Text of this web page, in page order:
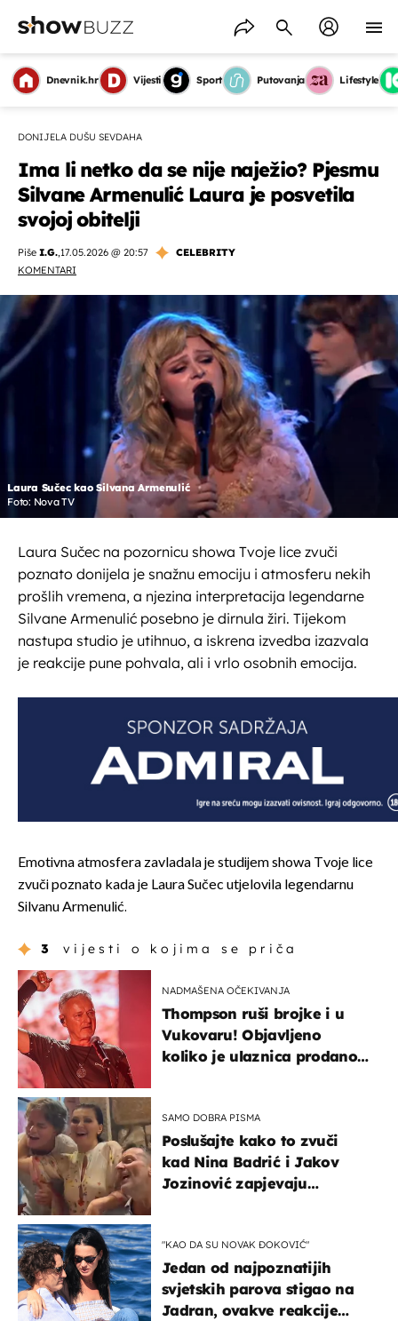
Dnevnik.hr Vijesti Sport Putovanja Lifestyle
DONIJELA DUŠU SEVDAHA
Ima li netko da se nije naježio? Pjesmu
Silvane Armenulić Laura je posvetila
svojoj obitelji
Piše I.G.,17.05.2026 @ 20:57
CELEBRITY
KOMENTARI
Laura Sučec kao Silvana Armenulić
Foto: Nova TV
Laura Sučec na pozornicu showa Tvoje lice zvuči
poznato donijela je snažnu emociju i atmosferu nekih
prošlih vremena, a njezina interpretacija legendarne
Silvane Armenulić posebno je dirnula žiri. Tijekom
nastupa studio je utihnuo, a iskrena izvedba izazvala
je reakcije pune pohvala, ali i vrlo osobnih emocija.
Emotivna atmosfera zavladala je studijem showa Tvoje lice
zvuči poznato kada je Laura Sučec utjelovila legendarnu
Silvanu Armenulić.
3 vijesti o kojima se priča
NADMAŠENA OČEKIVANJA
Thompson ruši brojke i u
Vukovaru! Objavljeno
koliko je ulaznica prodano
SAMO DOBRA PISMA
Poslušajte kako to zvuči
kad Nina Badrić i Jakov
Jozinović zapjevaju
"KAO DA SU NOVAK ĐOKOVIĆ"
Jedan od najpoznatijih
svjetskih parova stigao na
Jadran, ovakve reakcije
OMOGUĆI OBAVIJESTI